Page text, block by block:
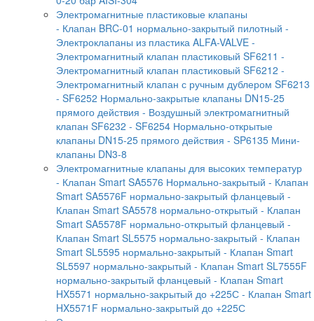
Электромагнитные пластиковые клапаны
- Клапан BRC-01 нормально-закрытый пилотный -
Электроклапаны из пластика ALFA-VALVE -
Электромагнитный клапан пластиковый SF6211 -
Электромагнитный клапан пластиковый SF6212 -
Электромагнитный клапан с ручным дублером SF6213
- SF6252 Нормально-закрытые клапаны DN15-25
прямого действия - Воздушный электромагнитный
клапан SF6232 - SF6254 Нормально-открытые
клапаны DN15-25 прямого действия - SP6135 Мини-
клапаны DN3-8
Электромагнитные клапаны для высоких температур
- Клапан Smart SA5576 Нормально-закрытый - Клапан
Smart SA5576F нормально-закрытый фланцевый -
Клапан Smart SA5578 нормально-открытый - Клапан
Smart SA5578F нормально-открытый фланцевый -
Клапан Smart SL5575 нормально-закрытый - Клапан
Smart SL5595 нормально-закрытый - Клапан Smart
SL5597 нормально-закрытый - Клапан Smart SL7555F
нормально-закрытый фланцевый - Клапан Smart
HX5571 нормально-закрытый до +225С - Клапан Smart
HX5571F нормально-закрытый до +225С